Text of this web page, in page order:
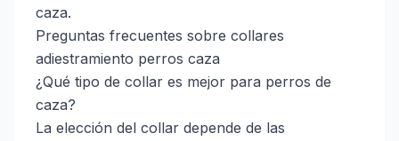
caza.
Preguntas frecuentes sobre collares
adiestramiento perros caza
¿Qué tipo de collar es mejor para perros de
caza?
La elección del collar depende de las